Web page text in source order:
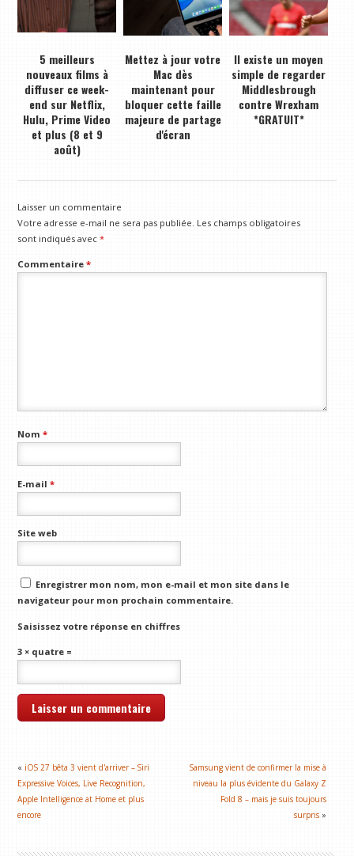
5 meilleurs
nouveaux films à
diffuser ce week-
end sur Netflix,
Hulu, Prime Video
et plus (8 et 9
août)
Mettez à jour votre
Mac dès
maintenant pour
bloquer cette faille
majeure de partage
d'écran
Il existe un moyen
simple de regarder
Middlesbrough
contre Wrexham
*GRATUIT*
Laisser un commentaire
Votre adresse e-mail ne sera pas publiée. Les champs obligatoires
sont indiqués avec*
Commentaire*
Nom*
E-mail*
Site web
Enregistrer mon nom, mon e-mail et mon site dans le
navigateur pour mon prochain commentaire.
Saisissez votre réponse en chiffres
3 × quatre =
«iOS 27 bêta 3 vient d'arriver – Siri
Expressive Voices, Live Recognition,
Apple Intelligence at Home et plus
encore
Samsung vient de confirmer la mise à
niveau la plus évidente du Galaxy Z
Fold 8 – mais je suis toujours
surpris »